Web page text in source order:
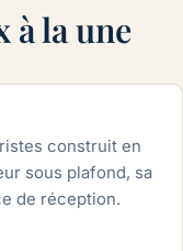
à la une
construit en
sous plafond, sa
de réception.